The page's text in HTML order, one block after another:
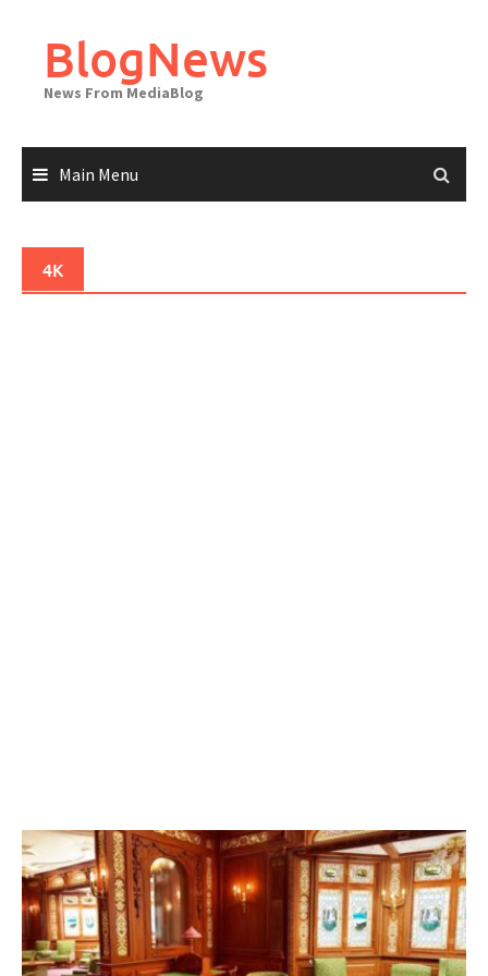
contentBlogNews
News From MediaBlog
Main Menu
4K